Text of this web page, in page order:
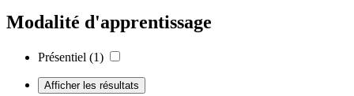
Modalité d'apprentissage
Présentiel (1)
Afficher les résultats